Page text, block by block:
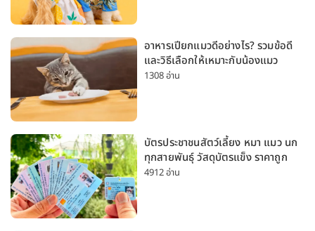
อาหารเปียกแมวดีอย่างไร? รวมข้อดี
และวิธีเลือกให้เหมาะกับน้องแมว
1308 อ่าน
บัตรประชาชนสัตว์เลี้ยง หมา แมว นก
ทุกสายพันธุ์ วัสดุบัตรแข็ง ราคาถูก
4912 อ่าน